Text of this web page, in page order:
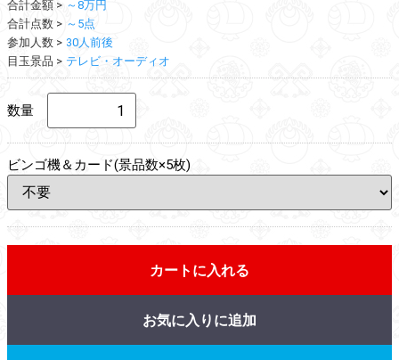
合計金額
～8万円
合計点数
～5点
参加人数
30人前後
目玉景品
テレビ・オーディオ
数量
ビンゴ機＆カード(景品数×5枚)
カートに入れる
お気に入りに追加